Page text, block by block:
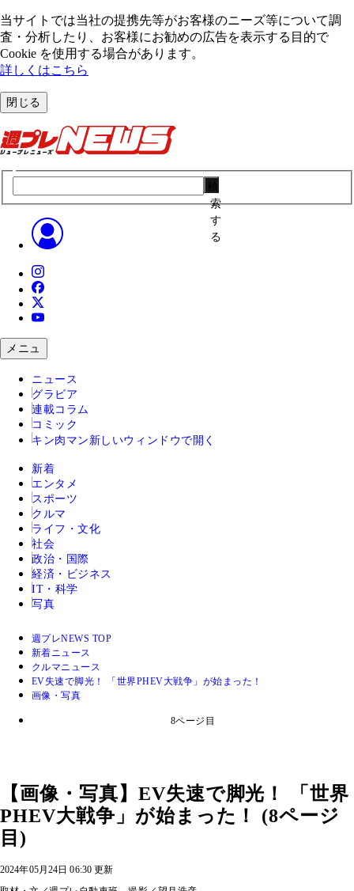
当サイトでは当社の提携先等がお客様のニーズ等について調
査・分析したり、お客様にお勧めの広告を表⽰する⽬的で
Cookie を使⽤する場合があります。
詳しくはこちら
閉じる
索
す
る
メニュ
ニュース
グラビア
連載コラム
コミック
キン肉マン 新しいウィンドウで開く
新着
エンタメ
スポーツ
クルマ
ライフ・文化
社会
政治・国際
経済・ビジネス
IT・科学
写真
週プレNEWS TOP
新着ニュース
クルマニュース
EV失速で脚光！ 「世界PHEV大戦争」が始まった！
画像・写真
8ページ目
【画像・写真】EV失速で脚光！ 「世界
PHEV大戦争」が始まった！ (8ページ
目)
2024年05月24日 06:30 更新